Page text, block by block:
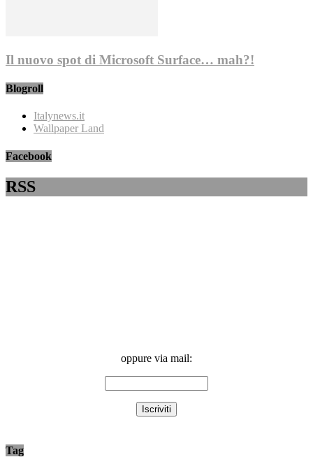
Il nuovo spot di Microsoft Surface… mah?!
Blogroll
Italynews.it
Wallpaper Land
Facebook
RSS
oppure via mail:
Tag